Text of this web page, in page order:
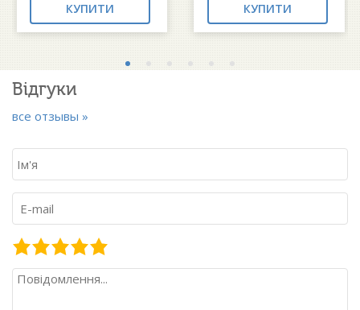
КУПИТИ КУПИТИ
Відгуки
все отзывы »